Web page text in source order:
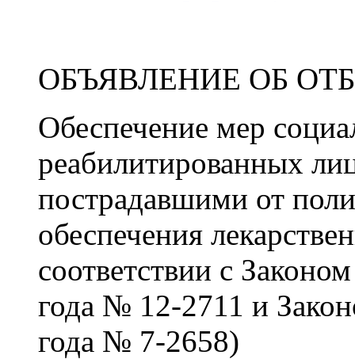
ОБЪЯВЛЕНИЕ ОБ
Обеспечение мер
реабилитированных
пострадавшими от
обеспечения
соответствии с
года № 12-2711 и
года № 7-2658)